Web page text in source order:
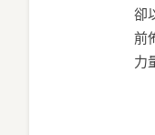
卻
前
力